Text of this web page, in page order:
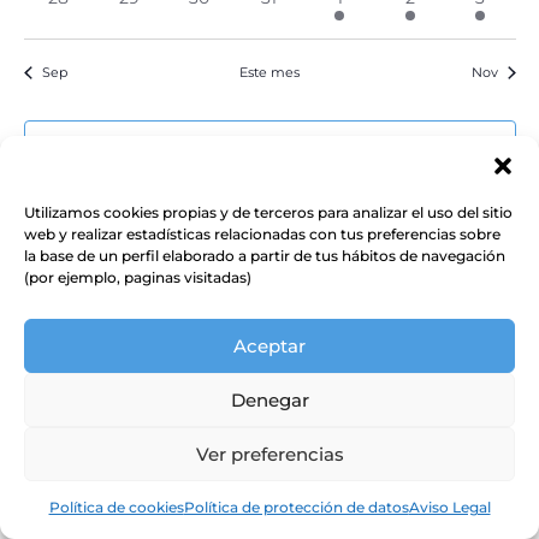
Utilizamos cookies propias y de terceros para analizar el uso del sitio
web y realizar estadísticas relacionadas con tus preferencias sobre
la base de un perfil elaborado a partir de tus hábitos de navegación
(por ejemplo, paginas visitadas)
Aceptar
Denegar
Ver preferencias
Política de cookiesPolítica de protección de datosAviso Legal
evento
evento
evento
Sep Este mes Nov